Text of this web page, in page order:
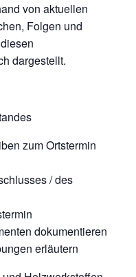
von aktuellen
Folgen und
dargestellt.
zum Ortstermin
/ des
dokumentieren
erläutern